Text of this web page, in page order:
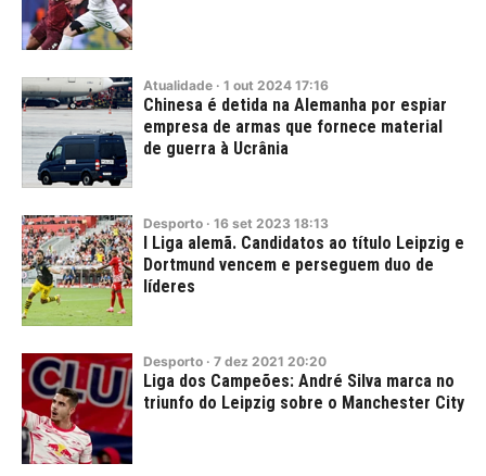
Atualidade · 1 out 2024 17:16
Chinesa é detida na Alemanha por espiar
empresa de armas que fornece material
de guerra à Ucrânia
Desporto · 16 set 2023 18:13
I Liga alemã. Candidatos ao título Leipzig e
Dortmund vencem e perseguem duo de
líderes
Desporto · 7 dez 2021 20:20
Liga dos Campeões: André Silva marca no
triunfo do Leipzig sobre o Manchester City